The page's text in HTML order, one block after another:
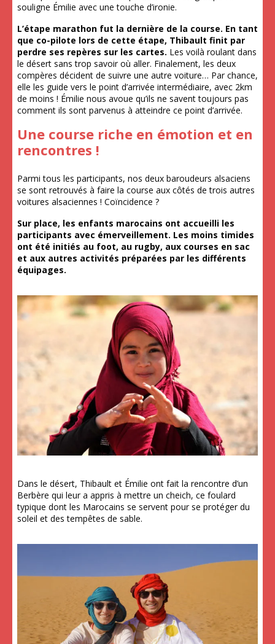
souligne Émilie avec une touche d’ironie.
L’étape marathon fut la dernière de la course. En tant
que co-pilote lors de cette étape, Thibault finit par
perdre ses repères sur les cartes. Les voilà roulant dans
le désert sans trop savoir où aller. Finalement, les deux
compères décident de suivre une autre voiture… Par chance,
elle les guide vers le point d’arrivée intermédiaire, avec 2km
de moins ! Émilie nous avoue qu’ils ne savent toujours pas
comment ils sont parvenus à atteindre ce point d’arrivée.
Une course riche en émotion et en
rencontres !
Parmi tous les participants, nos deux baroudeurs alsaciens
se sont retrouvés à faire la course aux côtés de trois autres
voitures alsaciennes ! Coïncidence ?
Sur place, les enfants marocains ont accueilli les
participants avec émerveillement. Les moins timides
ont été initiés au foot, au rugby, aux courses en sac
et aux autres activités préparées par les différents
équipages.
Dans le désert, Thibault et Émilie ont fait la rencontre d’un
Berbère qui leur a appris à mettre un cheich, ce foulard
typique dont les Marocains se servent pour se protéger du
soleil et des tempêtes de sable.